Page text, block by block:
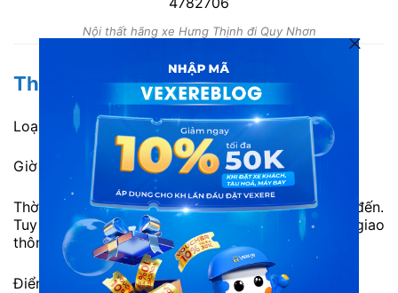
Nội thất hãng xe Hưng Thịnh đi Quy Nhơn
Thông tin chi tiết
Loại xe: Limousine giường nằm 34 chỗ.
Giờ xuất bến tại Sài Gòn: 11h hàng ngày.
Thời gian di chuyển: Khoảng 10 tiếng tuỳ địa điểm đến.
Tuy nhiên thời gian có thể chênh lệch tuỳ tình hình giao
thông.
Điểm đi: